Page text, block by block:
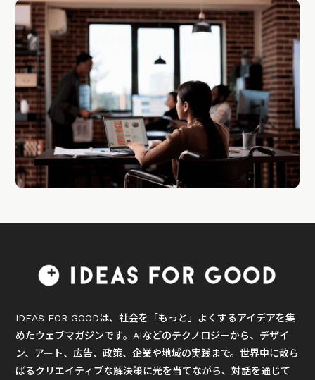
IDEAS FOR GOODは、社会を「もっと」よくするアイデアを集
めたウェブマガジンです。AIなどのテクノロジーから、デザイ
ン、アート、広告、政策、企業や地域の実践まで。世界中に散ら
ばるクリエイティブな解決策に光を当てながら、対話を通じて